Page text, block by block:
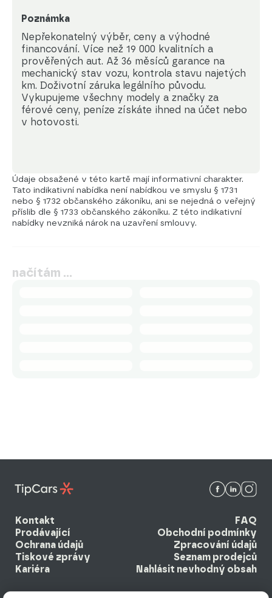
Poznámka
Nepřekonatelný výběr, ceny a výhodné
financování. Více než 19 000 kvalitních a
prověřených aut. Až 36 měsíců garance na
mechanický stav vozu, kontrola stavu najetých
km. Doživotní záruka legálního původu.
Vykupujeme všechny modely a značky za
férové ceny, peníze získáte ihned na účet nebo
v hotovosti.
Údaje obsažené v této kartě mají informativní charakter.
Tato indikativní nabídka není nabídkou ve smyslu § 1731
nebo § 1732 občanského zákoníku, ani se nejedná o veřejný
příslib dle § 1733 občanského zákoníku. Z této indikativní
nabídky nevzniká nárok na uzavření smlouvy.
načítám …
Kontakt
FAQ
Prodávající
Obchodní podmínky
Ochrana údajů
Zpracování údajů
Tiskové zprávy
Seznam prodejců
Kariéra
Nahlásit nevhodný obsah